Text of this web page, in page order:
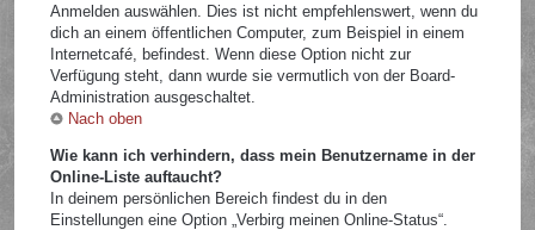
Anmelden auswählen. Dies ist nicht empfehlenswert, wenn du
dich an einem öffentlichen Computer, zum Beispiel in einem
Internetcafé, befindest. Wenn diese Option nicht zur
Verfügung steht, dann wurde sie vermutlich von der Board-
Administration ausgeschaltet.
Nach oben
Wie kann ich verhindern, dass mein Benutzername in der
Online-Liste auftaucht?
In deinem persönlichen Bereich findest du in den
Einstellungen eine Option „Verbirg meinen Online-Status“.